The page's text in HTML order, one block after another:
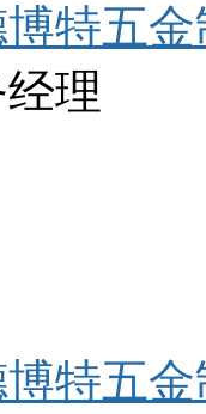
特五
理
特五